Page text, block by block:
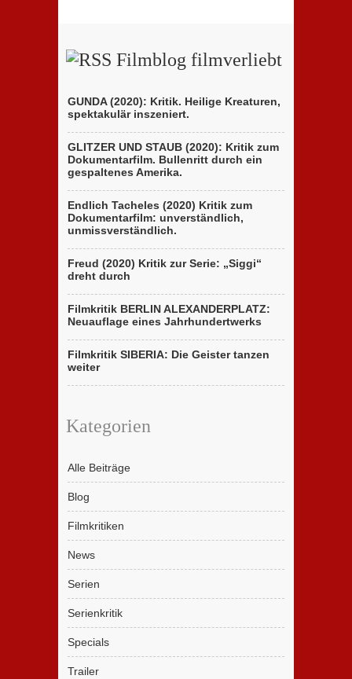
Filmblog filmverliebt
GUNDA (2020): Kritik. Heilige Kreaturen,
spektakulär inszeniert.
GLITZER UND STAUB (2020): Kritik zum
Dokumentarfilm. Bullenritt durch ein
gespaltenes Amerika.
Endlich Tacheles (2020) Kritik zum
Dokumentarfilm: unverständlich,
unmissverständlich.
Freud (2020) Kritik zur Serie: „Siggi“
dreht durch
Filmkritik BERLIN ALEXANDERPLATZ:
Neuauflage eines Jahrhundertwerks
Filmkritik SIBERIA: Die Geister tanzen
weiter
Kategorien
Alle Beiträge
Blog
Filmkritiken
News
Serien
Serienkritik
Specials
Trailer